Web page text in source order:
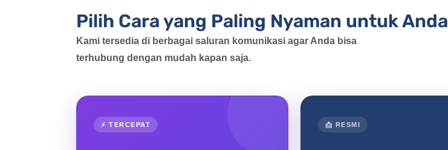
Pilih Cara yang Paling Nyaman untuk Anda
Kami tersedia di berbagai saluran komunikasi agar Anda bisa
terhubung dengan mudah kapan saja.
⚡ TERCEPAT 📩 RESMI